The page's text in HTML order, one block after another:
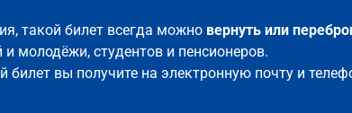
такой билет всегда можно вернуть или
молодёжи, студентов и пенсионеров.
билет вы получите на электронную почту и